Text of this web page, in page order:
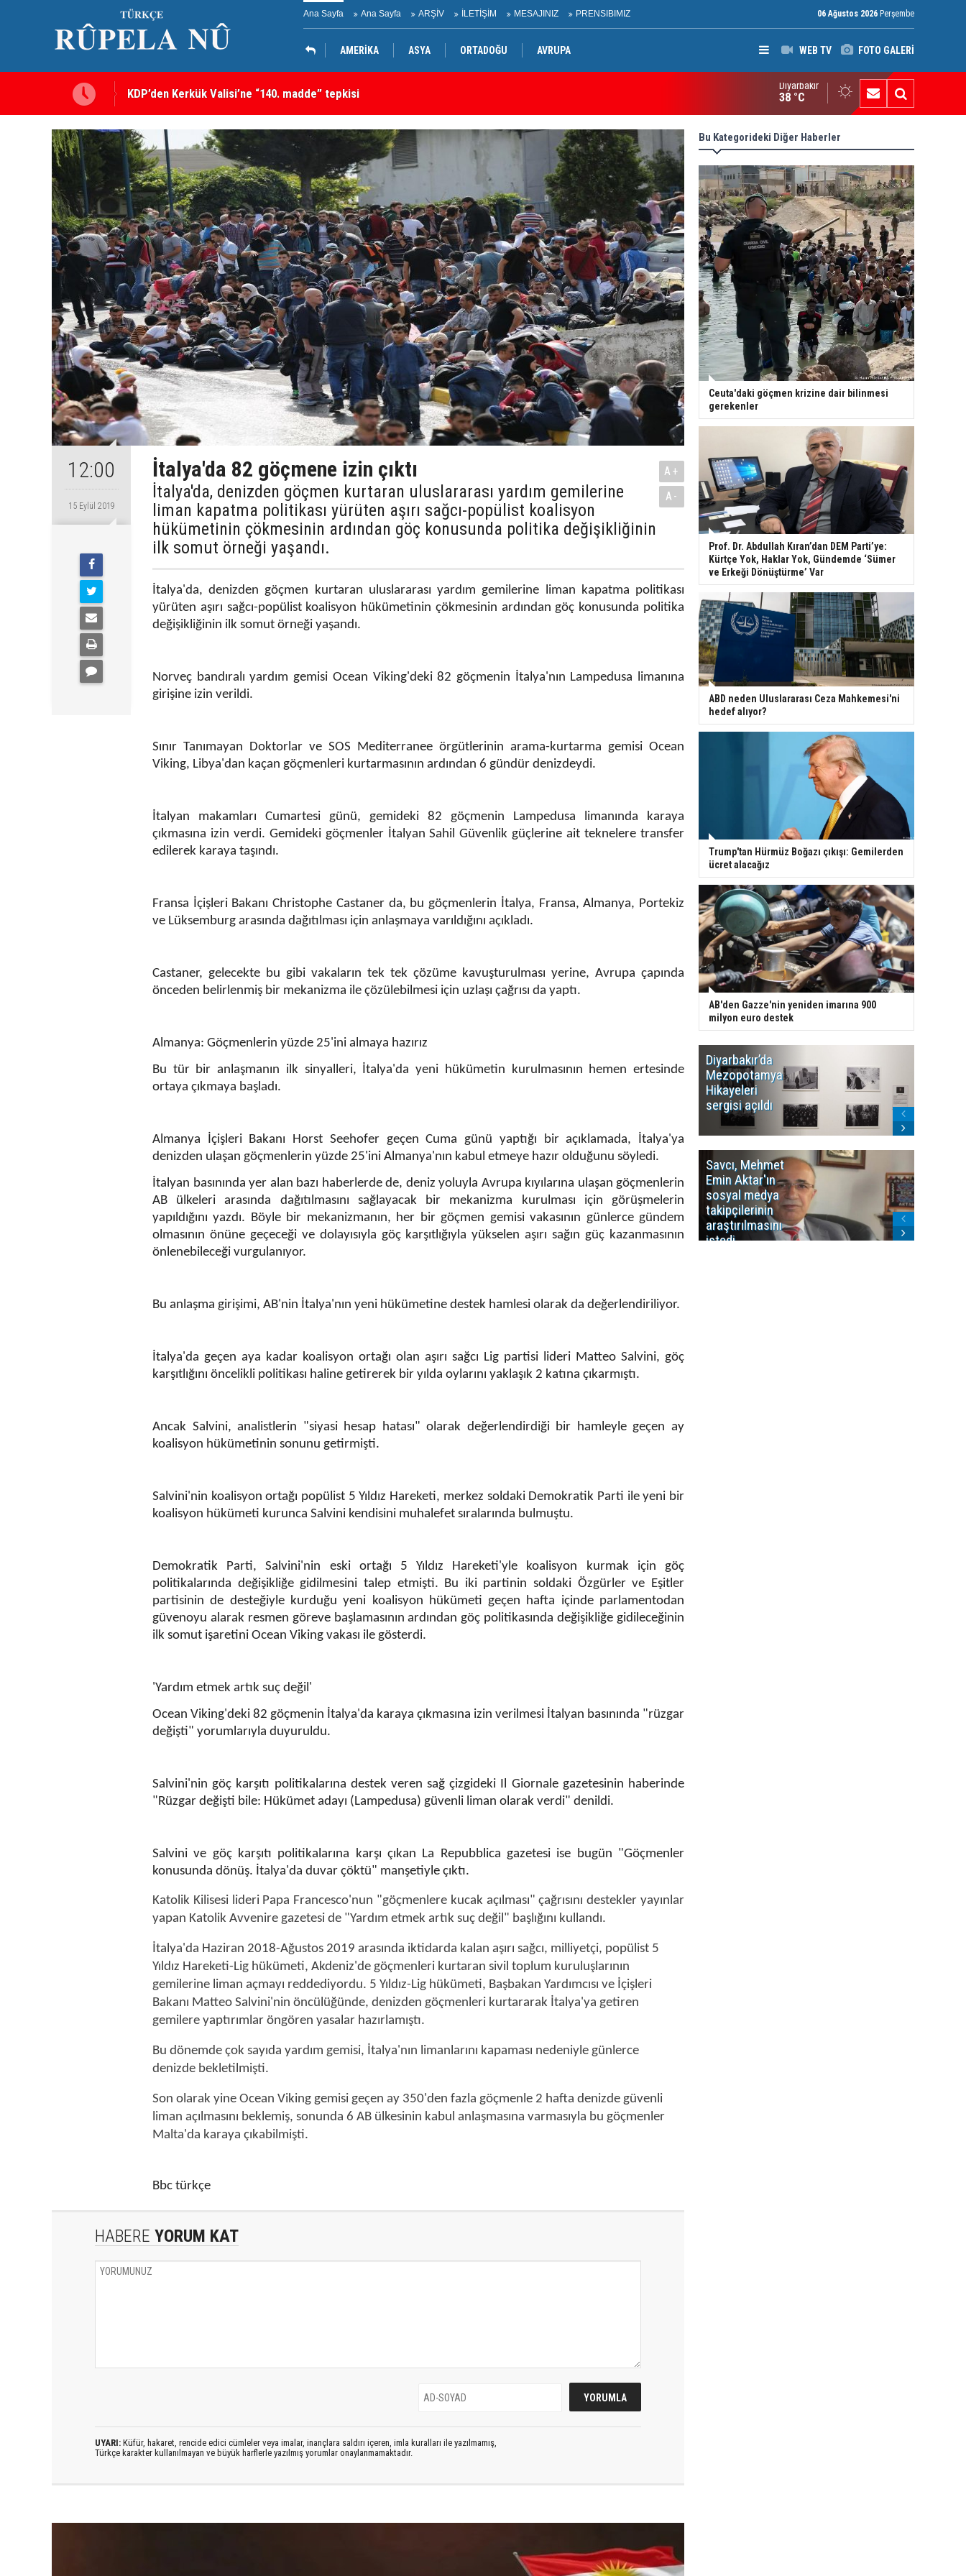
Ana Sayfa Ana Sayfa ARŞİV İLETİŞİM MESAJINIZ PRENSIBIMIZ 06 Ağustos 2026 Perşembe
WEB TV FOTO GALERİ
AMERİKA ASYA ORTADOĞU AVRUPA
Kerkük’te Kürt partilerden 7 maddelik ortak bildiri Irak: Silah bırakmayan gruplara terör yasası uygulanacak
Diyarbakır
38 °C
12:00
15 Eylül 2019
İtalya'da 82 göçmene izin çıktı
İtalya'da, denizden göçmen kurtaran uluslararası yardım gemilerine
liman kapatma politikası yürüten aşırı sağcı-popülist koalisyon
hükümetinin çökmesinin ardından göç konusunda politika değişikliğinin
ilk somut örneği yaşandı.
A+
A-
İtalya'da, denizden göçmen kurtaran uluslararası yardım gemilerine liman kapatma politikası
yürüten aşırı sağcı-popülist koalisyon hükümetinin çökmesinin ardından göç konusunda politika
değişikliğinin ilk somut örneği yaşandı.
Norveç bandıralı yardım gemisi Ocean Viking'deki 82 göçmenin İtalya'nın Lampedusa limanına
girişine izin verildi.
Sınır Tanımayan Doktorlar ve SOS Mediterranee örgütlerinin arama-kurtarma gemisi Ocean
Viking, Libya'dan kaçan göçmenleri kurtarmasının ardından 6 gündür denizdeydi.
İtalyan makamları Cumartesi günü, gemideki 82 göçmenin Lampedusa limanında karaya
çıkmasına izin verdi. Gemideki göçmenler İtalyan Sahil Güvenlik güçlerine ait teknelere transfer
edilerek karaya taşındı.
Fransa İçişleri Bakanı Christophe Castaner da, bu göçmenlerin İtalya, Fransa, Almanya, Portekiz
ve Lüksemburg arasında dağıtılması için anlaşmaya varıldığını açıkladı.
Castaner, gelecekte bu gibi vakaların tek tek çözüme kavuşturulması yerine, Avrupa çapında
önceden belirlenmiş bir mekanizma ile çözülebilmesi için uzlaşı çağrısı da yaptı.
Almanya: Göçmenlerin yüzde 25'ini almaya hazırız
Bu tür bir anlaşmanın ilk sinyalleri, İtalya'da yeni hükümetin kurulmasının hemen ertesinde
ortaya çıkmaya başladı.
Almanya İçişleri Bakanı Horst Seehofer geçen Cuma günü yaptığı bir açıklamada, İtalya'ya
denizden ulaşan göçmenlerin yüzde 25'ini Almanya'nın kabul etmeye hazır olduğunu söyledi.
İtalyan basınında yer alan bazı haberlerde de, deniz yoluyla Avrupa kıyılarına ulaşan göçmenlerin
AB ülkeleri arasında dağıtılmasını sağlayacak bir mekanizma kurulması için görüşmelerin
yapıldığını yazdı. Böyle bir mekanizmanın, her bir göçmen gemisi vakasının günlerce gündem
olmasının önüne geçeceği ve dolayısıyla göç karşıtlığıyla yükselen aşırı sağın güç kazanmasının
önlenebileceği vurgulanıyor.
Bu anlaşma girişimi, AB'nin İtalya'nın yeni hükümetine destek hamlesi olarak da değerlendiriliyor.
İtalya'da geçen aya kadar koalisyon ortağı olan aşırı sağcı Lig partisi lideri Matteo Salvini, göç
karşıtlığını öncelikli politikası haline getirerek bir yılda oylarını yaklaşık 2 katına çıkarmıştı.
Ancak Salvini, analistlerin "siyasi hesap hatası" olarak değerlendirdiği bir hamleyle geçen ay
koalisyon hükümetinin sonunu getirmişti.
Salvini'nin koalisyon ortağı popülist 5 Yıldız Hareketi, merkez soldaki Demokratik Parti ile yeni bir
koalisyon hükümeti kurunca Salvini kendisini muhalefet sıralarında bulmuştu.
Demokratik Parti, Salvini'nin eski ortağı 5 Yıldız Hareketi'yle koalisyon kurmak için göç
politikalarında değişikliğe gidilmesini talep etmişti. Bu iki partinin soldaki Özgürler ve Eşitler
partisinin de desteğiyle kurduğu yeni koalisyon hükümeti geçen hafta içinde parlamentodan
güvenoyu alarak resmen göreve başlamasının ardından göç politikasında değişikliğe gidileceğinin
ilk somut işaretini Ocean Viking vakası ile gösterdi.
'Yardım etmek artık suç değil'
Ocean Viking'deki 82 göçmenin İtalya'da karaya çıkmasına izin verilmesi İtalyan basınında "rüzgar
değişti" yorumlarıyla duyuruldu.
Salvini'nin göç karşıtı politikalarına destek veren sağ çizgideki Il Giornale gazetesinin haberinde
"Rüzgar değişti bile: Hükümet adayı (Lampedusa) güvenli liman olarak verdi" denildi.
Salvini ve göç karşıtı politikalarına karşı çıkan La Repubblica gazetesi ise bugün "Göçmenler
konusunda dönüş. İtalya'da duvar çöktü" manşetiyle çıktı.
Katolik Kilisesi lideri Papa Francesco'nun "göçmenlere kucak açılması" çağrısını destekler yayınlar
yapan Katolik Avvenire gazetesi de "Yardım etmek artık suç değil" başlığını kullandı.
İtalya'da Haziran 2018-Ağustos 2019 arasında iktidarda kalan aşırı sağcı, milliyetçi, popülist 5
Yıldız Hareketi-Lig hükümeti, Akdeniz'de göçmenleri kurtaran sivil toplum kuruluşlarının
gemilerine liman açmayı reddediyordu. 5 Yıldız-Lig hükümeti, Başbakan Yardımcısı ve İçişleri
Bakanı Matteo Salvini'nin öncülüğünde, denizden göçmenleri kurtararak İtalya'ya getiren
gemilere yaptırımlar öngören yasalar hazırlamıştı.
Bu dönemde çok sayıda yardım gemisi, İtalya'nın limanlarını kapaması nedeniyle günlerce
denizde bekletilmişti.
Son olarak yine Ocean Viking gemisi geçen ay 350'den fazla göçmenle 2 hafta denizde güvenli
liman açılmasını beklemiş, sonunda 6 AB ülkesinin kabul anlaşmasına varmasıyla bu göçmenler
Malta'da karaya çıkabilmişti.
Bbc türkçe
HABERE YORUM KAT
UYARI: Küfür, hakaret, rencide edici cümleler veya imalar, inançlara saldırı içeren, imla kuralları ile yazılmamış,
Türkçe karakter kullanılmayan ve büyük harflerle yazılmış yorumlar onaylanmamaktadır.
Bu Kategorideki Diğer Haberler
Ceuta'daki göçmen krizine dair bilinmesi
gerekenler
Prof. Dr. Abdullah Kıran’dan DEM Parti’ye:
Kürtçe Yok, Haklar Yok, Gündemde ‘Sümer
ve Erkeği Dönüştürme’ Var
ABD neden Uluslararası Ceza Mahkemesi'ni
hedef alıyor?
Trump'tan Hürmüz Boğazı çıkışı: Gemilerden
ücret alacağız
AB'den Gazze'nin yeniden imarına 900
milyon euro destek
Diyarbakır’da
Mezopotamya
Hikayeleri
sergisi açıldı
Savcı, Mehmet
Emin Aktar'ın
sosyal medya
takipçilerinin
araştırılmasını
istedi